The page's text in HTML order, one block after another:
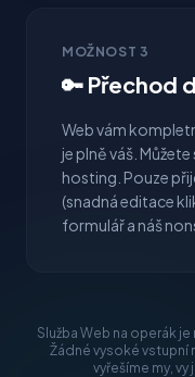
MOŽNOST 3
🔑 Přechod
Web vám
je plně váš.
hosting. Pouze
(snadná editace
formulář a náš
Služba Web na operák je
Žádné vysoké vstupní
vyřešíme my,